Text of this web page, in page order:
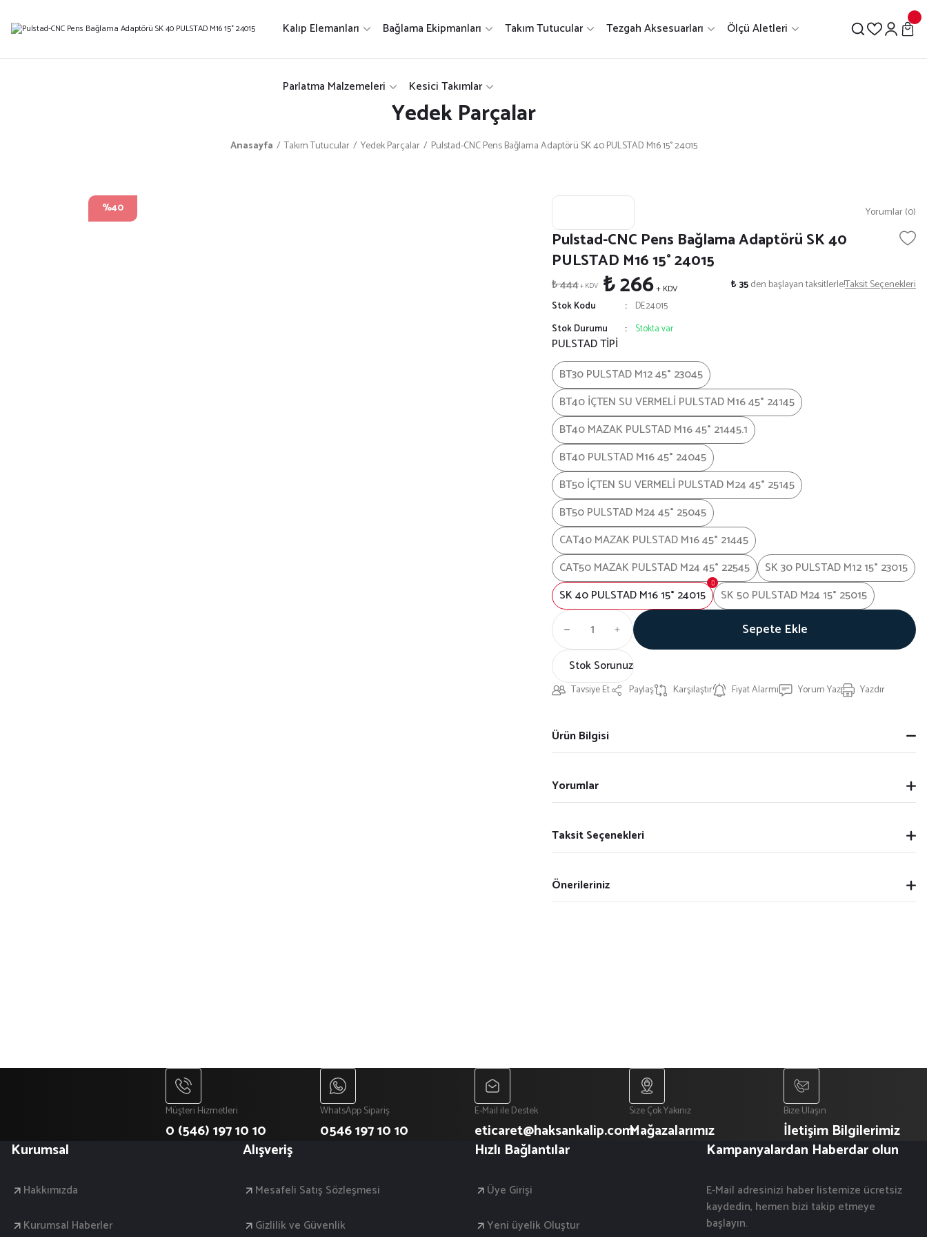
Kalıp Elemanları Bağlama Ekipmanları Takım Tutucular Tezgah Aksesuarları Ölçü Aletleri
Parlatma Malzemeleri Kesici Takımlar
Yedek Parçalar
Anasayfa Takım Tutucular Yedek Parçalar Pulstad-CNC Pens Bağlama Adaptörü SK 40 PULSTAD M16 15° 24015
%40 Yorumlar (0)
Pulstad-CNC Pens Bağlama Adaptörü SK 40
PULSTAD M16 15° 24015
₺ 444+ KDV ₺ 266+ KDV ₺ 35den başlayan taksitlerle!Taksit Seçenekleri
Stok Kodu
DE24015
Stok Durumu
Stokta var
PULSTAD TİPİ
BT30 PULSTAD M12 45° 23045
BT40 İÇTEN SU VERMELİ PULSTAD M16 45° 24145
BT40 MAZAK PULSTAD M16 45° 21445.1
BT40 PULSTAD M16 45° 24045
BT50 İÇTEN SU VERMELİ PULSTAD M24 45° 25145
BT50 PULSTAD M24 45° 25045
CAT40 MAZAK PULSTAD M16 45° 21445
CAT50 MAZAK PULSTAD M24 45° 22545
SK 30 PULSTAD M12 15° 23015
SK 40 PULSTAD M16 15° 24015
SK 50 PULSTAD M24 15° 25015
Sepete Ekle
Stok Sorunuz
Tavsiye Et Paylaş Karşılaştır Fiyat Alarmı Yorum Yaz Yazdır
Ürün Bilgisi
Yorumlar
Taksit Seçenekleri
Önerileriniz
Müşteri Hizmetleri
0 (546) 197 10 10
WhatsApp Sipariş
0546 197 10 10
E-Mail ile Destek
eticaret@haksankalip.com
Size Çok Yakınız
Mağazalarımız
Bize Ulaşın
İletişim Bilgilerimiz
Kurumsal
Hakkımızda
Kurumsal Haberler
Alışveriş
Mesafeli Satış Sözleşmesi
Gizlilik ve Güvenlik
Hızlı Bağlantılar
Üye Girişi
Yeni üyelik Oluştur
Kampanyalardan Haberdar olun
E-Mail adresinizi haber listemize ücretsiz
kaydedin, hemen bizi takip etmeye
başlayın.